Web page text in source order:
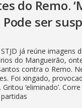
do Remo.
Pode ser
já reúne imagens
do Mangueirão,
contra o Remo.
Foi xingado,
‘eliminado’.